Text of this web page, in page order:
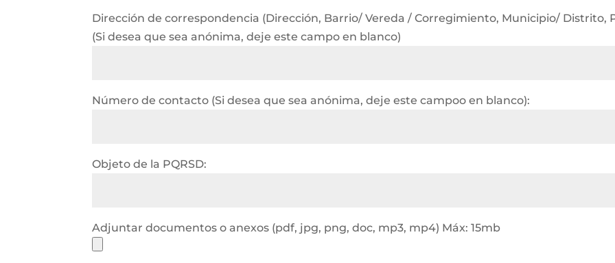
Dirección de correspondencia (Dirección, Barrio/ Vereda / Corregimiento, Municipio/ Distrito,
(Si desea que sea anónima, deje este campo en blanco)
Número de contacto (Si desea que sea anónima, deje este campoo en blanco):
Objeto de la PQRSD:
Adjuntar documentos o anexos (pdf, jpg, png, doc, mp3, mp4) Máx: 15mb